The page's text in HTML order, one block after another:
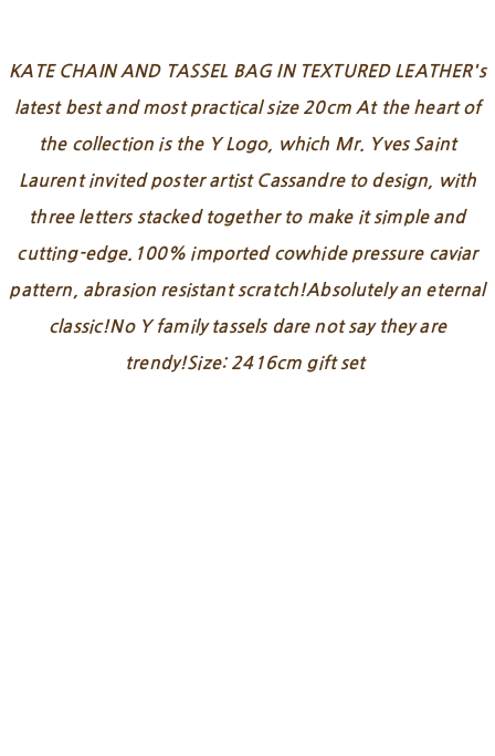
KATE CHAIN AND TASSEL BAG IN TEXTURED LEATHER's
latest best and most practical size 20cm At the heart of
the collection is the Y Logo, which Mr. Yves Saint
Laurent invited poster artist Cassandre to design, with
three letters stacked together to make it simple and
cutting-edge.100% imported cowhide pressure caviar
pattern, abrasion resistant scratch!Absolutely an eternal
classic!No Y family tassels dare not say they are
trendy!Size: 2416cm gift set